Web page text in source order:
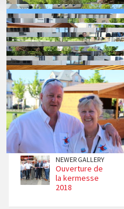
27 juin 2018 in
NEWER GALLERY
Ouverture de
la kermesse
2018